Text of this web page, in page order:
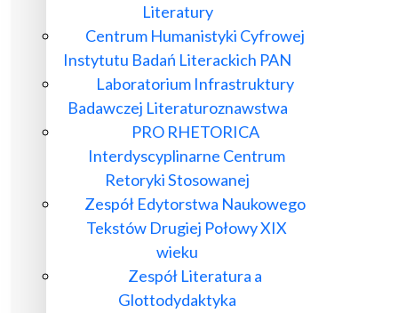
Literatury
Centrum Humanistyki Cyfrowej
Instytutu Badań Literackich PAN
Laboratorium Infrastruktury
Badawczej Literaturoznawstwa
PRO RHETORICA
Interdyscyplinarne Centrum
Retoryki Stosowanej
Zespół Edytorstwa Naukowego
Tekstów Drugiej Połowy XIX
wieku
Zespół Literatura a
Glottodydaktyka